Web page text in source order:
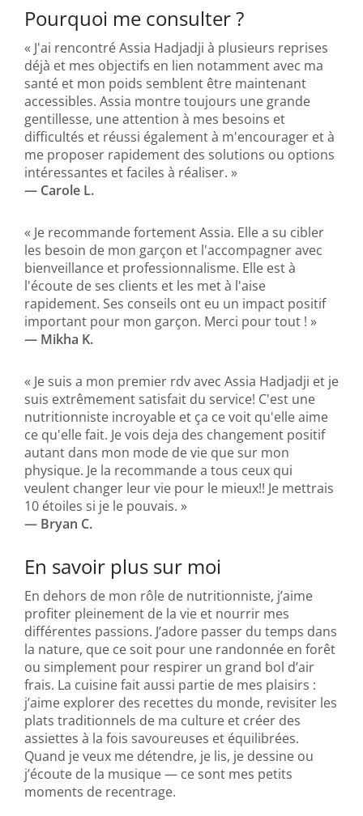
Pourquoi me consulter ?
« J'ai rencontré Assia Hadjadji à plusieurs reprises
déjà et mes objectifs en lien notamment avec ma
santé et mon poids semblent être maintenant
accessibles. Assia montre toujours une grande
gentillesse, une attention à mes besoins et
difficultés et réussi également à m'encourager et à
me proposer rapidement des solutions ou options
intéressantes et faciles à réaliser. »
— Carole L.
« Je recommande fortement Assia. Elle a su cibler
les besoin de mon garçon et l'accompagner avec
bienveillance et professionnalisme. Elle est à
l'écoute de ses clients et les met à l'aise
rapidement. Ses conseils ont eu un impact positif
important pour mon garçon. Merci pour tout ! »
— Mikha K.
« Je suis a mon premier rdv avec Assia Hadjadji et je
suis extrêmement satisfait du service! C'est une
nutritionniste incroyable et ça ce voit qu'elle aime
ce qu'elle fait. Je vois deja des changement positif
autant dans mon mode de vie que sur mon
physique. Je la recommande a tous ceux qui
veulent changer leur vie pour le mieux!! Je mettrais
10 étoiles si je le pouvais. »
— Bryan C.
En savoir plus sur moi
En dehors de mon rôle de nutritionniste, j’aime
profiter pleinement de la vie et nourrir mes
différentes passions. J’adore passer du temps dans
la nature, que ce soit pour une randonnée en forêt
ou simplement pour respirer un grand bol d’air
frais. La cuisine fait aussi partie de mes plaisirs :
j’aime explorer des recettes du monde, revisiter les
plats traditionnels de ma culture et créer des
assiettes à la fois savoureuses et équilibrées.
Quand je veux me détendre, je lis, je dessine ou
j’écoute de la musique — ce sont mes petits
moments de recentrage.